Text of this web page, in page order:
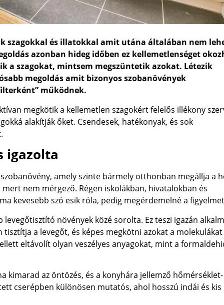
szagokkal és illatokkal amit utána általában nem
azonban hideg időben ez kellemetlenséget
a szagokat, mintsem megszüntetik azokat. Létezik
megoldás amit bizonyos szobanövények
működnek.
megkötik a kellemetlen szagokért felelős illékony
alakítják őket. Csendesek, hatékonyak, és sok
igazolta
amely szinte bármely otthonban megállja a
nem mérgező. Régen iskolákban, hivatalokban és
kevesebb szó esik róla, pedig megérdemelné a
növények közé sorolta. Ez teszi igazán
a levegőt, és képes megkötni azokat a molekulákat
eltávolít olyan veszélyes anyagokat, mint a
kimarad az öntözés, és a konyhára jellemző hőmérséklet-
cserépben különösen mutatós, ahol hosszú indái és kis